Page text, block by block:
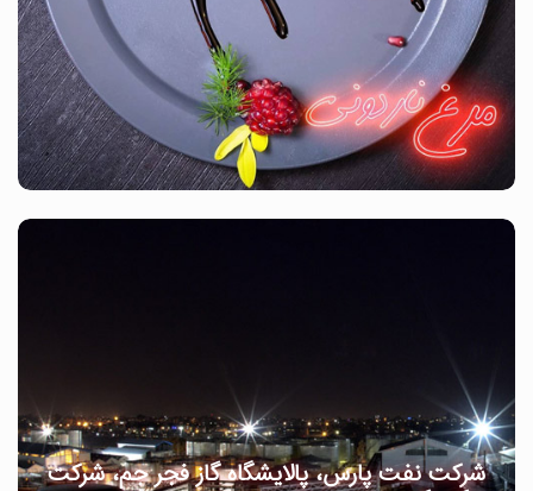
شرکت نفت پارس، پالایشگاه گاز فجر جم، شرکت